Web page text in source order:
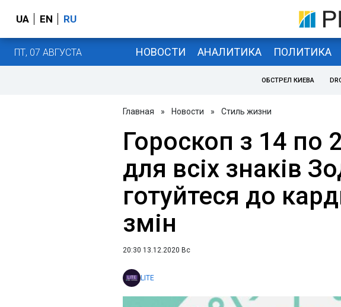
UA EN RU
ПТ, 07 АВГУСТА НОВОСТИ АНАЛИТИКА ПОЛИТИКА
ОБСТРЕЛ КИЕВА
Главная » Новости » Стиль жизни
Гороскоп з 14 по
для всіх знаків
готуйтеся до
змін
20:30 13.12.2020 Вс
LITE